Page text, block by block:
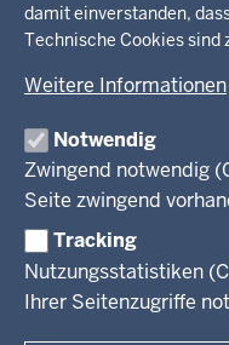
damit einverstanden,
Technische Cookies
Weitere Informationen
Notwendig
Zwingend notwendig
Seite zwingend
Tracking
Nutzungsstatistiken
Ihrer Seitenzugriffe
der
Fußzeile
Ministerium
Leitung des Hauses
Organisation
Arbeitgeber Ministerium
Rechtsgrundlagen
Kultur
Wissenschaft, Forschung,
Presse
Service
Kontakt